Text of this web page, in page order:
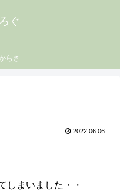
ぐ
らさ
2022.06.06
しまいました・・